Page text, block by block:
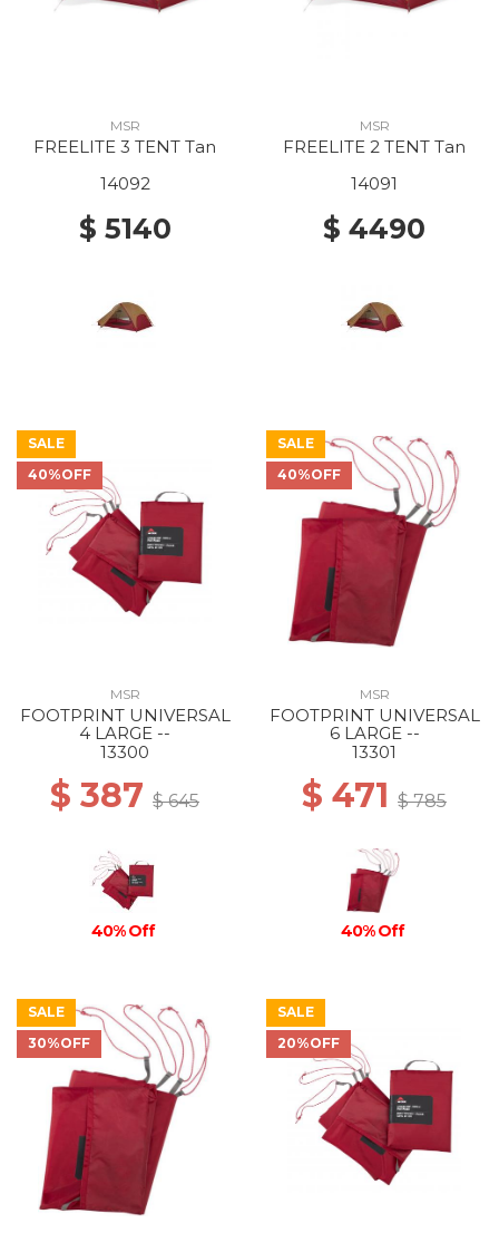
MSR
FREELITE 3 TENT Tan
14092
$ 5140
MSR
FREELITE 2 TENT Tan
14091
$ 4490
SALE
40%OFF
MSR
FOOTPRINT UNIVERSAL
4 LARGE --
13300
$ 387 $ 645
40% Off
SALE
40%OFF
MSR
FOOTPRINT UNIVERSAL
6 LARGE --
13301
$ 471 $ 785
40% Off
SALE
30%OFF
SALE
20%OFF